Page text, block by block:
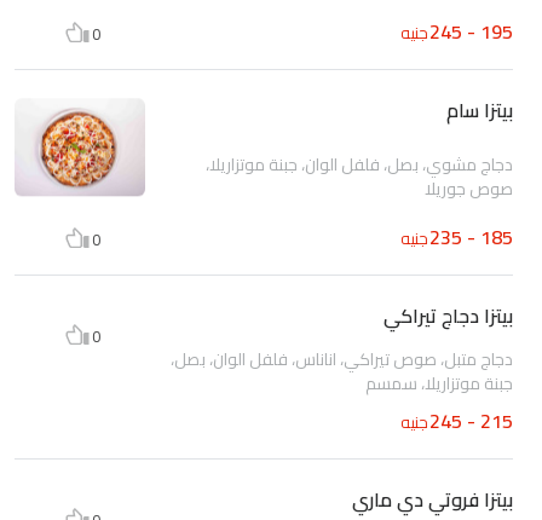
195 - 245 جنيه 0
بيتزا سام
دجاج مشوي، بصل، فلفل الوان، جبنة موتزاريلا،
صوص جوريلا
185 - 235 جنيه 0
بيتزا دجاج تيراكي
دجاج متبل، صوص تيراكي، اناناس، فلفل الوان، بصل،
جبنة موتزاريلا، سمسم
215 - 245 جنيه
0
بيتزا فروتي دي ماري